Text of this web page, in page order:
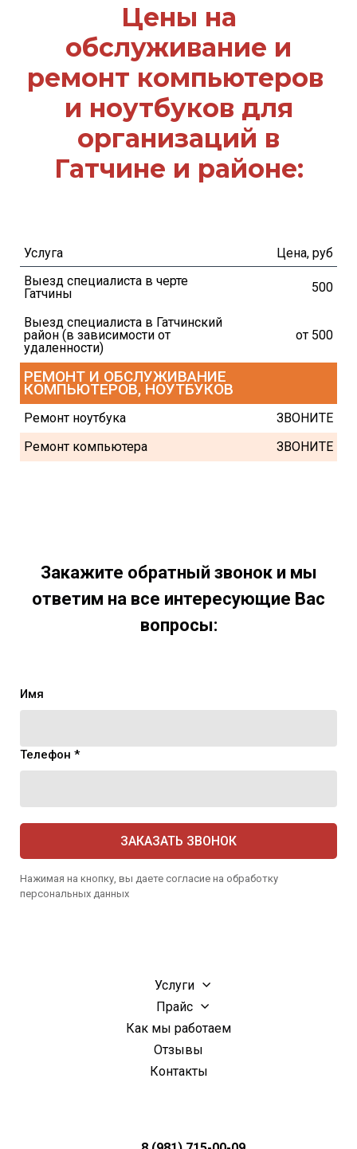
Цены на
обслуживание и
ремонт компьютеров
и ноутбуков для
организаций в
Гатчине и районе:
Услуга
Цена, руб
Выезд специалиста в черте
Гатчины
500
Выезд специалиста в Гатчинский
район (в зависимости от
удаленности)
от 500
РЕМОНТ И ОБСЛУЖИВАНИЕ
КОМПЬЮТЕРОВ, НОУТБУКОВ
Ремонт ноутбука
ЗВОНИТЕ
Ремонт компьютера
ЗВОНИТЕ
Закажите обратный звонок и мы
ответим на все интересующие Вас
вопросы:
Имя
Телефон *
ЗАКАЗАТЬ ЗВОНОК
Нажимая на кнопку, вы даете согласие на обработку
персональных данных
Услуги
Прайс
Как мы работаем
Отзывы
Контакты